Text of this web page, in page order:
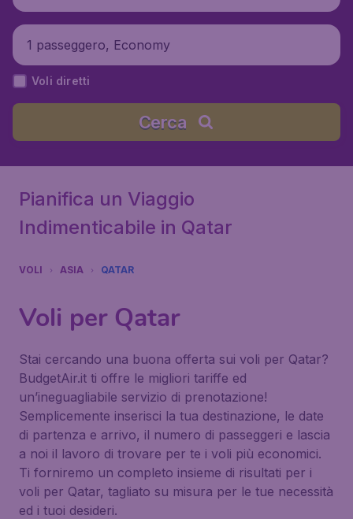
1 passeggero, Economy
Voli diretti
Cerca
Pianifica un Viaggio
Indimenticabile in Qatar
VOLI ASIA QATAR
Voli per Qatar
Stai cercando una buona offerta sui voli per Qatar?
BudgetAir.it ti offre le migliori tariffe ed
un’ineguagliabile servizio di prenotazione!
Semplicemente inserisci la tua destinazione, le date
di partenza e arrivo, il numero di passeggeri e lascia
a noi il lavoro di trovare per te i voli più economici.
Ti forniremo un completo insieme di risultati per i
voli per Qatar, tagliato su misura per le tue necessità
ed i tuoi desideri.